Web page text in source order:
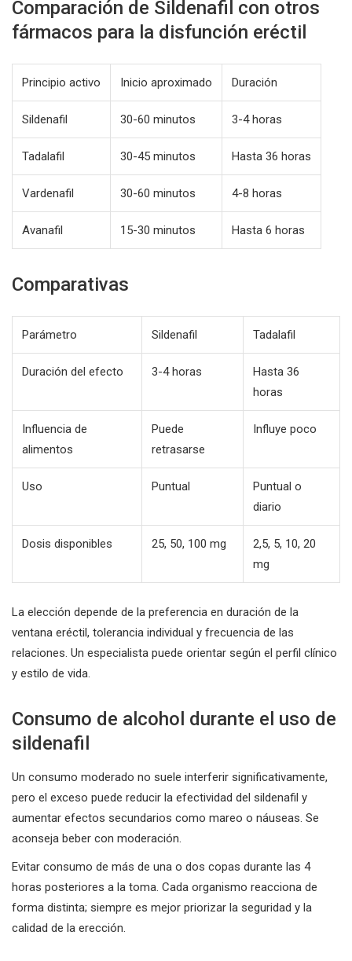
Comparación de Sildenafil con otros
fármacos para la disfunción eréctil
Principio activo Inicio aproximado Duración
Sildenafil 30-60 minutos 3-4 horas
Tadalafil 30-45 minutos Hasta 36 horas
Vardenafil 30-60 minutos 4-8 horas
Avanafil 15-30 minutos Hasta 6 horas
Comparativas
Parámetro Sildenafil Tadalafil
Duración del efecto 3-4 horas
Hasta 36
horas
Influencia de
alimentos
Puede
retrasarse
Influye poco
Uso Puntual
Puntual o
diario
Dosis disponibles 25, 50, 100 mg
2,5, 5, 10, 20
mg
La elección depende de la preferencia en duración de la
ventana eréctil, tolerancia individual y frecuencia de las
relaciones. Un especialista puede orientar según el perfil clínico
y estilo de vida.
Consumo de alcohol durante el uso de
sildenafil
Un consumo moderado no suele interferir significativamente,
pero el exceso puede reducir la efectividad del sildenafil y
aumentar efectos secundarios como mareo o náuseas. Se
aconseja beber con moderación.
Evitar consumo de más de una o dos copas durante las 4
horas posteriores a la toma. Cada organismo reacciona de
forma distinta; siempre es mejor priorizar la seguridad y la
calidad de la erección.